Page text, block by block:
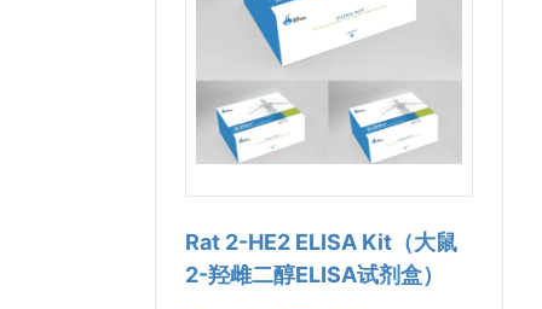
Rat 2-HE2 ELISA Kit（大鼠
2-羟雌二醇ELISA试剂盒）